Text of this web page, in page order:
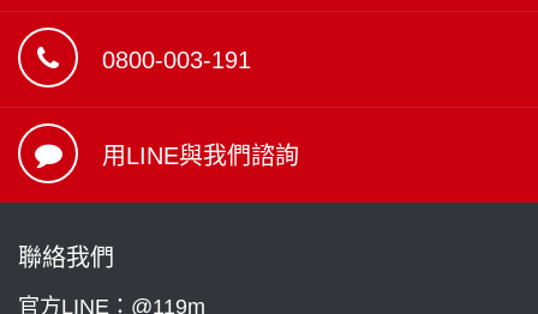
0800-003-191
用LINE與我們諮詢
聯絡我們
官方LINE：@119m